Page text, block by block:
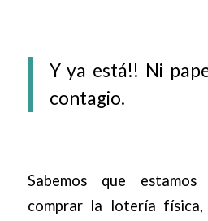
Y ya está!! Ni
contagio.
Sabemos que estamos
comprar la lotería